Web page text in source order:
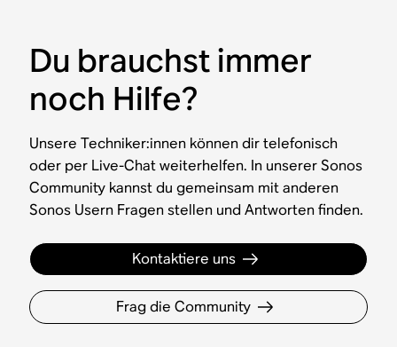
Du brauchst immer
noch Hilfe?
Unsere Techniker:innen können dir telefonisch
oder per Live-Chat weiterhelfen. In unserer Sonos
Community kannst du gemeinsam mit anderen
Sonos Usern Fragen stellen und Antworten finden.
Kontaktiere uns
Frag die Community